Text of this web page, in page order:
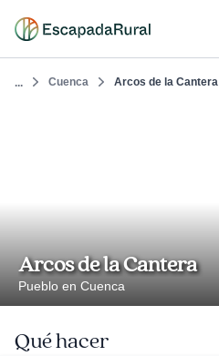
... Cuenca Arcos de la Cantera
Arcos de la Cantera
Pueblo en Cuenca
Qué hacer